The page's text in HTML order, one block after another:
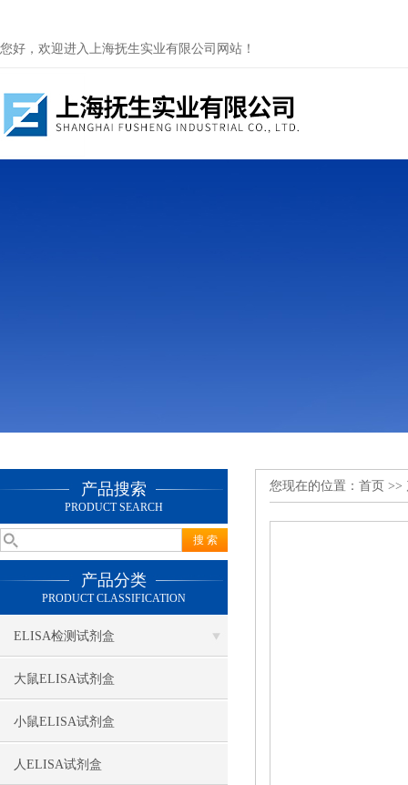
您好，欢迎进入上海抚生实业有限公司网站！
产品搜索
PRODUCT SEARCH
产品分类
PRODUCT CLASSIFICATION
ELISA检测试剂盒
大鼠ELISA试剂盒
小鼠ELISA试剂盒
人ELISA试剂盒
您现在的位置： 首页 >>